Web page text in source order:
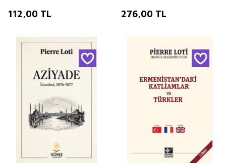
112,00 TL 276,00 TL